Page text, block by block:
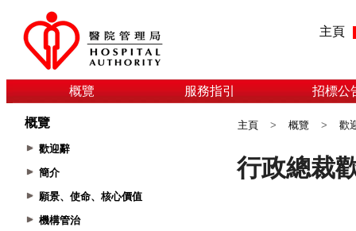
主頁
概覽 服務指引 招標公
概覽
歡迎辭
簡介
願景、使命、核心價值
機構管治
主頁 > 概覽 > 歡